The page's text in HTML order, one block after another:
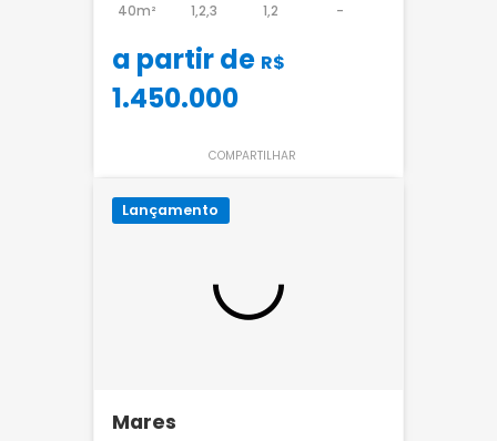
40m² 1,2,3 1,2 -
a partir de R$
1.450.000
COMPARTILHAR
Lançamento
Mares